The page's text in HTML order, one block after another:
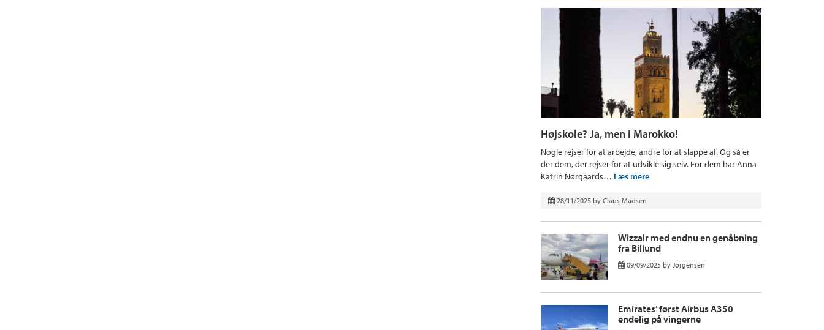
Højskole? Ja, men i Marokko!
Nogle rejser for at arbejde, andre for at slappe af. Og så er
der dem, der rejser for at udvikle sig selv. For dem har Anna
Katrin Nørgaards… Læs mere
28/11/2025 by Claus Madsen
Wizzair med endnu en genåbning
fra Billund
09/09/2025 by Jørgensen
Emirates’ først Airbus A350
endelig på vingerne